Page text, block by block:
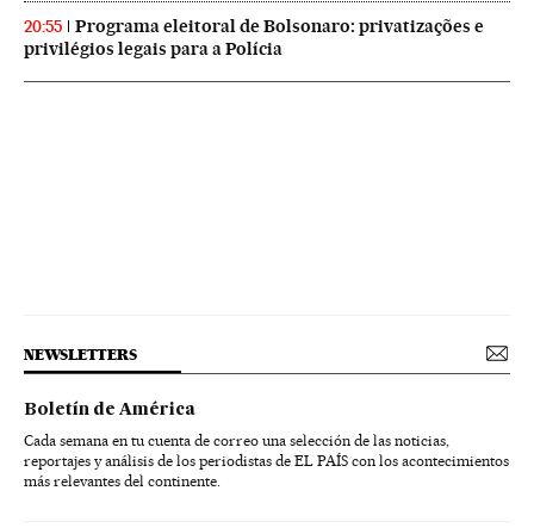
20:55
Programa eleitoral de Bolsonaro: privatizações e
privilégios legais para a Polícia
NEWSLETTERS
Boletín de América
Cada semana en tu cuenta de correo una selección de las noticias,
reportajes y análisis de los periodistas de EL PAÍS con los acontecimientos
más relevantes del continente.